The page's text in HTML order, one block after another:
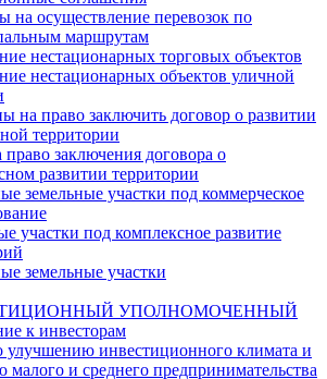
на осуществление перевозок по
маршрутам
нестационарных торговых объектов
нестационарных объектов уличной
на право заключить договор о развитии
территории
право заключения договора о
развитии территории
земельные участки под коммерческое
участки под комплексное развитие
земельные участки
УПОЛНОМОЧЕННЫЙ
к инвесторам
улучшению инвестиционного климата и
малого и среднего предпринимательства